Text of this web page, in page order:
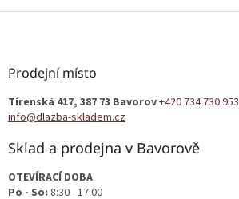
Z
Prodejní místo
Tírenská 417, 387 73 Bavorov+420 734 730 953
info@dlazba-skladem.cz
Sklad a prodejna v Bavorově
OTEVÍRACÍ DOBA
Po - So: 8:30 - 17:00